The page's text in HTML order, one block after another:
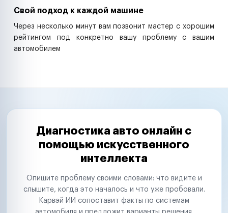
Свой подход к каждой машине
Через несколько минут вам позвонит мастер с хорошим
рейтингом под конкретно вашу проблему с вашим
автомобилем
Диагностика авто онлайн с
помощью искусственного
интеллекта
Опишите проблему своими словами: что видите и
слышите, когда это началось и что уже пробовали.
Карвэй ИИ сопоставит факты по системам